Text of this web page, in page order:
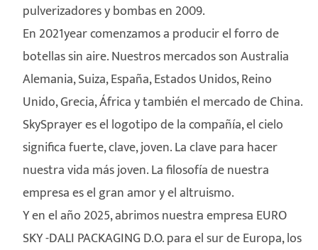
pulverizadores y bombas en 2009.
En 2021year comenzamos a producir el forro de
botellas sin aire. Nuestros mercados son Australia
Alemania, Suiza, España, Estados Unidos, Reino
Unido, Grecia, África y también el mercado de China.
SkySprayer es el logotipo de la compañía, el cielo
significa fuerte, clave, joven. La clave para hacer
nuestra vida más joven. La filosofía de nuestra
empresa es el gran amor y el altruismo.
Y en el año 2025, abrimos nuestra empresa EURO
SKY -DALI PACKAGING D.O. para el sur de Europa, los